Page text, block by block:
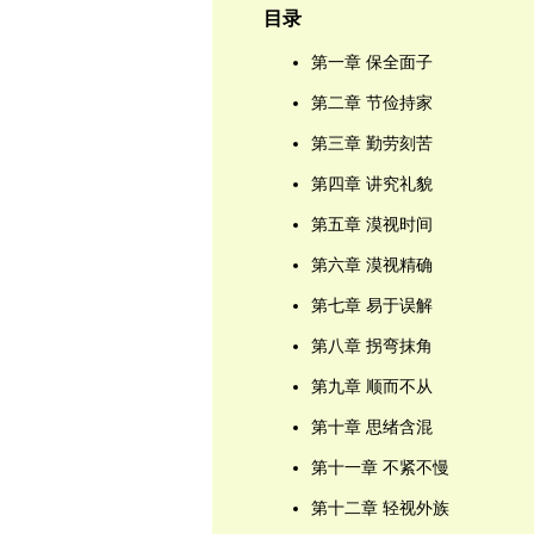
目录
第一章 保全面子
第二章 节俭持家
第三章 勤劳刻苦
第四章 讲究礼貌
第五章 漠视时间
第六章 漠视精确
第七章 易于误解
第八章 拐弯抹角
第九章 顺而不从
第十章 思绪含混
第十一章 不紧不慢
第十二章 轻视外族